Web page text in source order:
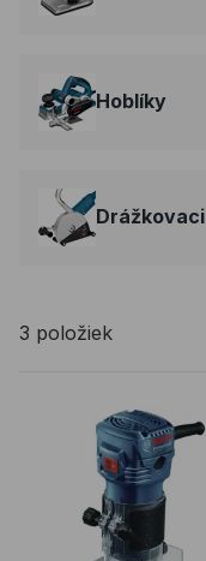
Hoblíky
3 položiek
Horná fréza na